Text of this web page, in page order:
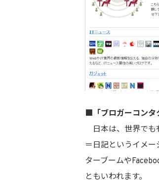
■「ブロガーコンタ
日本は、世界でも
＝日記というイメ
ターブームや
ともいわれます。